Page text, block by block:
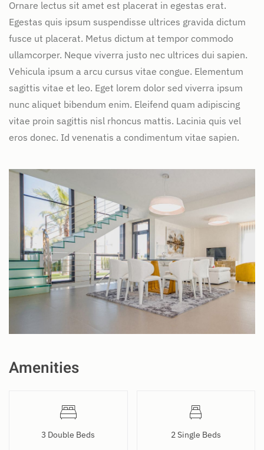
Ornare lectus sit amet est placerat in egestas erat.
Egestas quis ipsum suspendisse ultrices gravida dictum
fusce ut placerat. Metus dictum at tempor commodo
ullamcorper. Neque viverra justo nec ultrices dui sapien.
Vehicula ipsum a arcu cursus vitae congue. Elementum
sagittis vitae et leo. Eget lorem dolor sed viverra ipsum
nunc aliquet bibendum enim. Eleifend quam adipiscing
vitae proin sagittis nisl rhoncus mattis. Lacinia quis vel
eros donec. Id venenatis a condimentum vitae sapien.
Amenities
3 Double Beds 2 Single Beds